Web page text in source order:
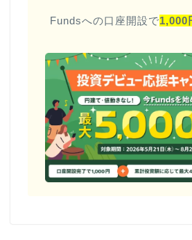
Fundsへの口座開設で1,000